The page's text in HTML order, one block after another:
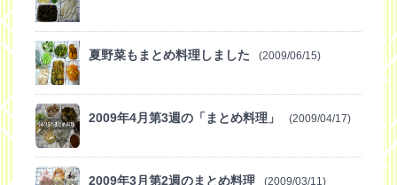
夏野菜もまとめ料理しました (2009/06/15)
2009年4月第3週の「まとめ料理」 (2009/04/17)
2009年3月第2週のまとめ料理 (2009/03/11)